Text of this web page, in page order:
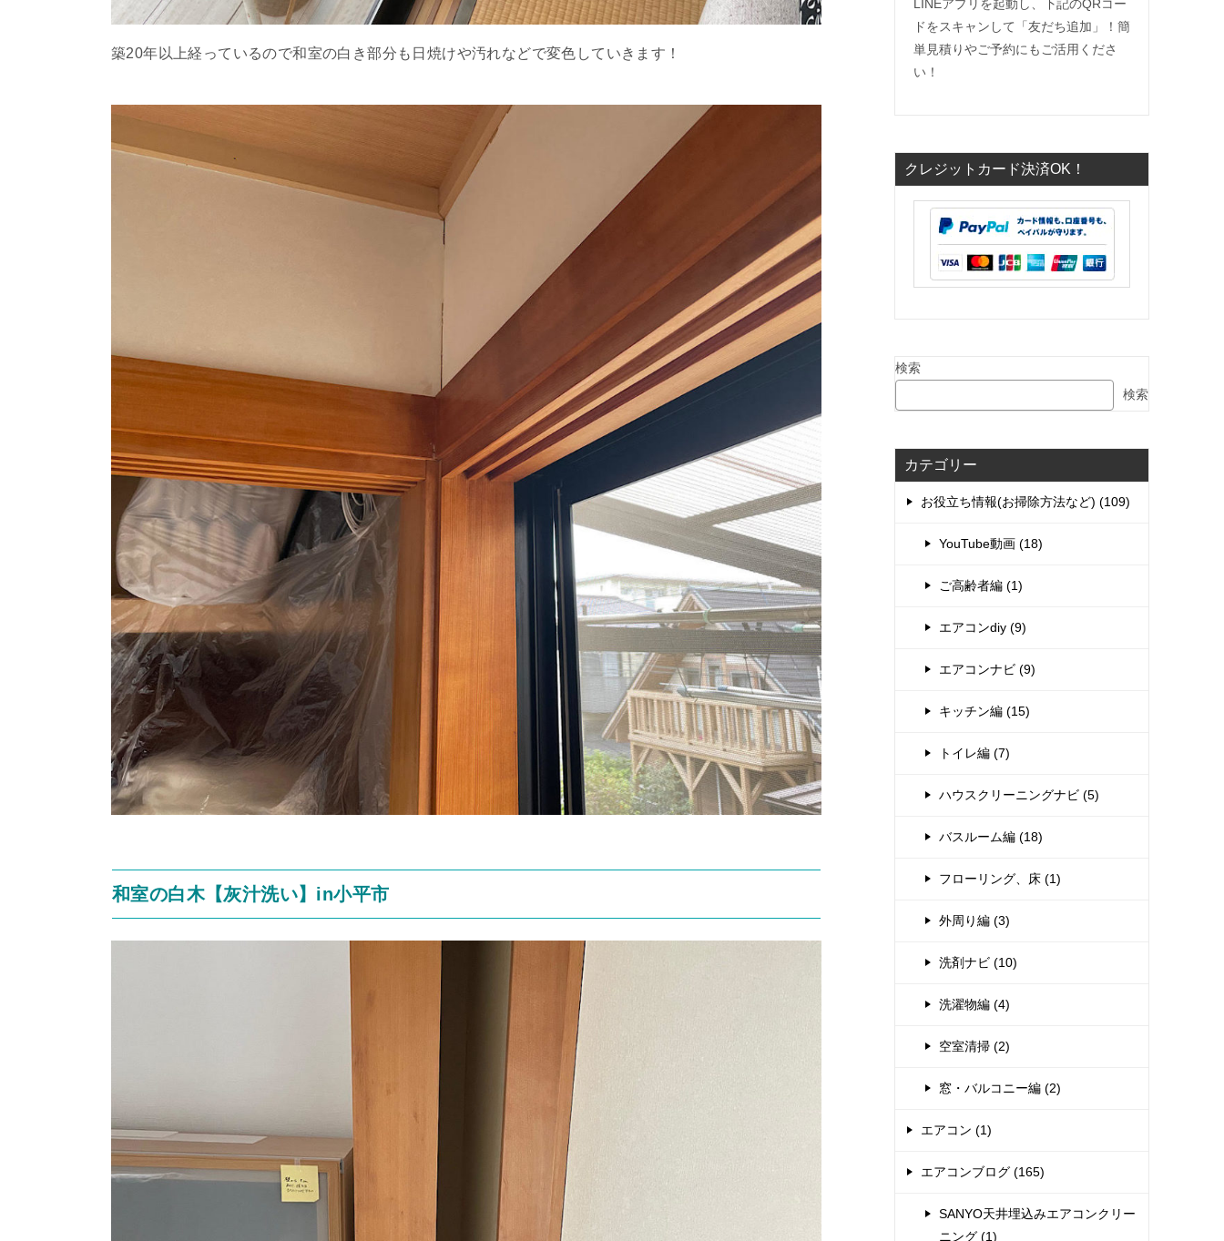
築20年以上経っているので和室の白き部分も日焼けや汚れなどで変色していきます！
和室の白木【灰汁洗い】in小平市
LINEアプリを起動し、下記のQRコー
ドをスキャンして「友だち追加」！簡
単見積りやご予約にもご活用くださ
い！
クレジットカード決済OK！
検索
検索
カテゴリー
お役立ち情報(お掃除方法など) (109)
YouTube動画 (18)
ご高齢者編 (1)
エアコンdiy (9)
エアコンナビ (9)
キッチン編 (15)
トイレ編 (7)
ハウスクリーニングナビ (5)
バスルーム編 (18)
フローリング、床 (1)
外周り編 (3)
洗剤ナビ (10)
洗濯物編 (4)
空室清掃 (2)
窓・バルコニー編 (2)
エアコン (1)
エアコンブログ (165)
SANYO天井埋込みエアコンクリー
ニング (1)